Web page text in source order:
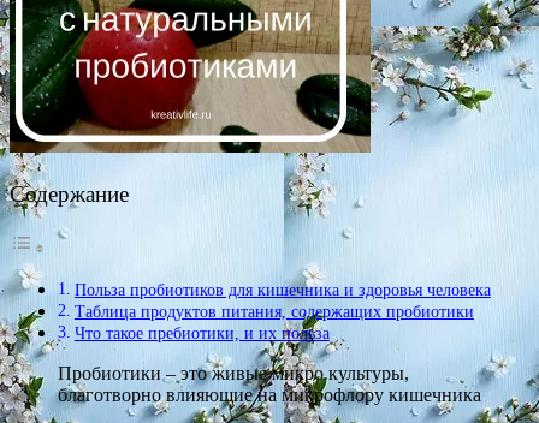
Содержание
Польза пробиотиков для кишечника и здоровья человека
Таблица продуктов питания, содержащих пробиотики
Что такое пребиотики, и их польза
Пробиотики – это живые микро культуры,
благотворно влияющие на микрофлору кишечника